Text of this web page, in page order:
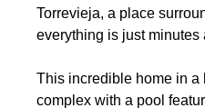
Torrevieja, a place
everything is just minutes
This incredible home in a
complex with a pool